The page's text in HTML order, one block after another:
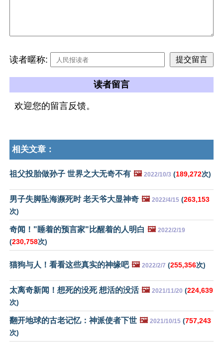
读者暱称:
读者留言
欢迎您的留言反馈。
相关文章：
祖父投胎做孙子 世界之大无奇不有 🖼️ 2022/10/3 (189,272次)
男子失脚坠海濒死时 老天爷大显神奇 🖼️ 2022/4/15 (263,153
次)
奇闻！"睡着的预言家"比醒着的人明白 🖼️ 2022/2/19
(230,758次)
猫狗与人！看看这些真实的神缘吧 🖼️ 2022/2/7 (255,356次)
太离奇新闻！想死的没死 想活的没活 🖼️ 2021/11/20 (224,639
次)
翻开地球的古老记忆：神派使者下世 🖼️ 2021/10/15 (757,243
次)